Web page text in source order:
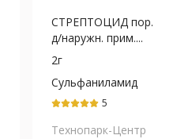
СТРЕПТОЦИД пор.
д/наружн. прим....
2г
Сульфаниламид
5
Технопарк-Центр